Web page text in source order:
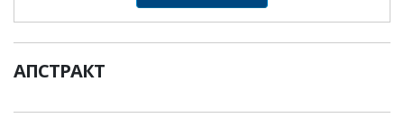
АПСТРАКТ